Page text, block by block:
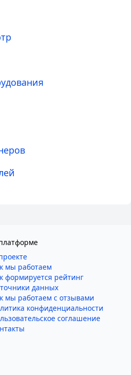
мы работаем
формируется рейтинг
данных
мы работаем с отзывами
конфиденциальности
соглашение